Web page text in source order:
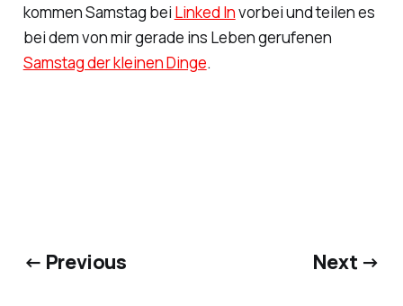
kommen Samstag bei Linked Invorbei und teilen es
bei dem von mir gerade ins Leben gerufenen
Samstag der kleinen Dinge.
← Previous Next →